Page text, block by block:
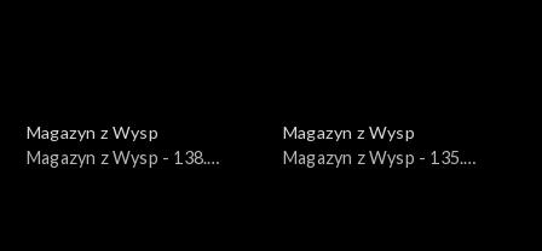
Magazyn z Wysp
Magazyn z Wysp - 138.
Magazyn z Wysp
Magazyn z Wysp - 135.